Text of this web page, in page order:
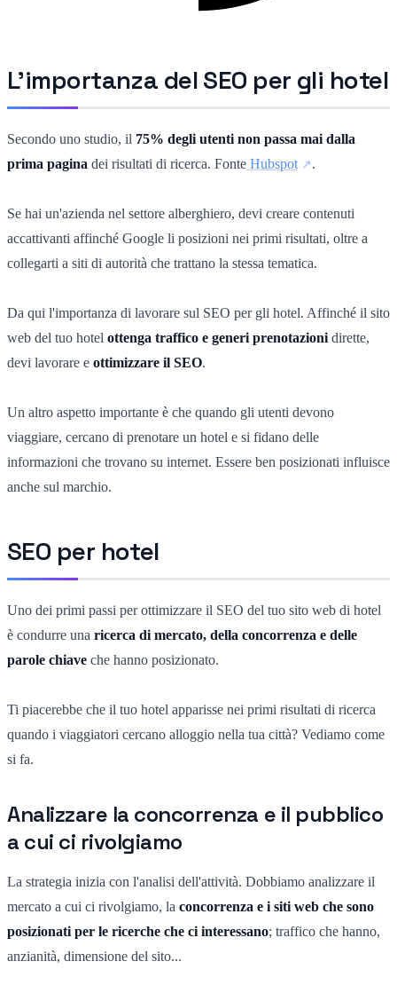
L'importanza del SEO per gli hotel
Secondo uno studio, il 75% degli utenti non passa mai dalla
prima pagina dei risultati di ricerca. Fonte Hubspot .
Se hai un'azienda nel settore alberghiero, devi creare contenuti
accattivanti affinché Google li posizioni nei primi risultati, oltre a
collegarti a siti di autorità che trattano la stessa tematica.
Da qui l'importanza di lavorare sul SEO per gli hotel. Affinché il sito
web del tuo hotel ottenga traffico e generi prenotazioni dirette,
devi lavorare e ottimizzare il SEO.
Un altro aspetto importante è che quando gli utenti devono
viaggiare, cercano di prenotare un hotel e si fidano delle
informazioni che trovano su internet. Essere ben posizionati influisce
anche sul marchio.
SEO per hotel
Uno dei primi passi per ottimizzare il SEO del tuo sito web di hotel
è condurre una ricerca di mercato, della concorrenza e delle
parole chiave che hanno posizionato.
Ti piacerebbe che il tuo hotel apparisse nei primi risultati di ricerca
quando i viaggiatori cercano alloggio nella tua città? Vediamo come
si fa.
Analizzare la concorrenza e il pubblico
a cui ci rivolgiamo
La strategia inizia con l'analisi dell'attività. Dobbiamo analizzare il
mercato a cui ci rivolgiamo, la concorrenza e i siti web che sono
posizionati per le ricerche che ci interessano; traffico che hanno,
anzianità, dimensione del sito...